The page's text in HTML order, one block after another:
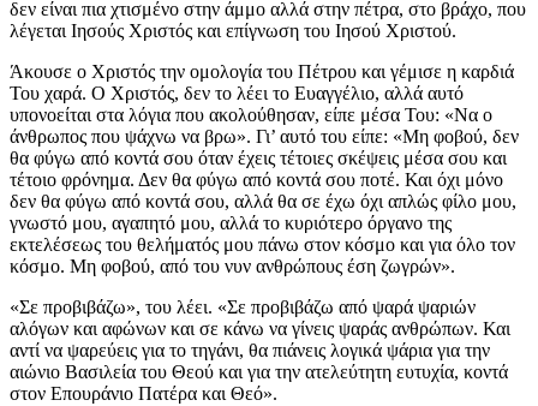
δεν είναι πια χτισμένο στην άμμο αλλά στην πέτρα, στο βράχο, που
λέγεται Ιησούς Χριστός και επίγνωση του Ιησού Χριστού.
Άκουσε ο Χριστός την ομολογία του Πέτρου και γέμισε η καρδιά
Του χαρά. Ο Χριστός, δεν το λέει το Ευαγγέλιο, αλλά αυτό
υπονοείται στα λόγια που ακολούθησαν, είπε μέσα Του: «Να ο
άνθρωπος που ψάχνω να βρω». Γι’ αυτό του είπε: «Μη φοβού, δεν
θα φύγω από κοντά σου όταν έχεις τέτοιες σκέψεις μέσα σου και
τέτοιο φρόνημα. Δεν θα φύγω από κοντά σου ποτέ. Και όχι μόνο
δεν θα φύγω από κοντά σου, αλλά θα σε έχω όχι απλώς φίλο μου,
γνωστό μου, αγαπητό μου, αλλά το κυριότερο όργανο της
εκτελέσεως του θελήματός μου πάνω στον κόσμο και για όλο τον
κόσμο. Μη φοβού, από του νυν ανθρώπους έση ζωγρών».
«Σε προβιβάζω», του λέει. «Σε προβιβάζω από ψαρά ψαριών
αλόγων και αφώνων και σε κάνω να γίνεις ψαράς ανθρώπων. Και
αντί να ψαρεύεις για το τηγάνι, θα πιάνεις λογικά ψάρια για την
αιώνιο Βασιλεία του Θεού και για την ατελεύτητη ευτυχία, κοντά
στον Επουράνιο Πατέρα και Θεό».